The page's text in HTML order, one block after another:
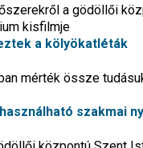
a gödöllői
kisfilmje
a kölyökatléták
mérték össze
szakmai